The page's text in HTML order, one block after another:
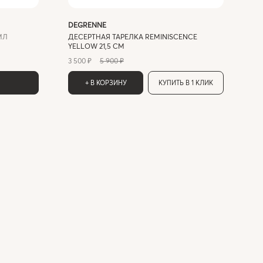
DEGRENNE
ДЕСЕРТНАЯ ТАРЕЛКА REMINISCENCE
YELLOW 21,5 СМ
3 500 ₽
5 900 ₽
+ В КОРЗИНУ КУПИТЬ В 1 КЛИК